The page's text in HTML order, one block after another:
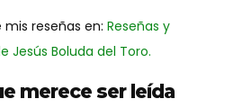
reseñas en: Reseñas y
Jesús Boluda del Toro.
merece ser leída